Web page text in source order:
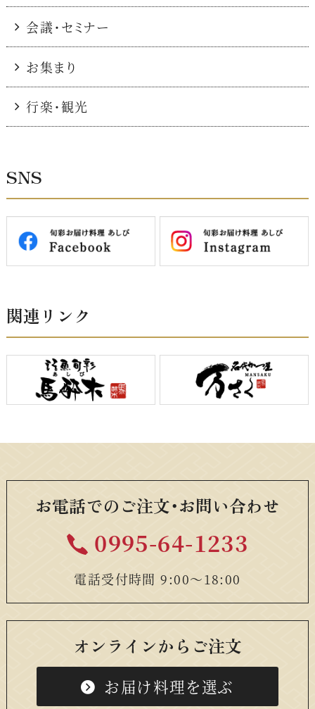
会議・セミナー
お集まり
行楽・観光
SNS
関連リンク
お電話でのご注文・お問い合わせ
0995-64-1233
電話受付時間 9:00〜18:00
オンラインからご注文
お届け料理を選ぶ